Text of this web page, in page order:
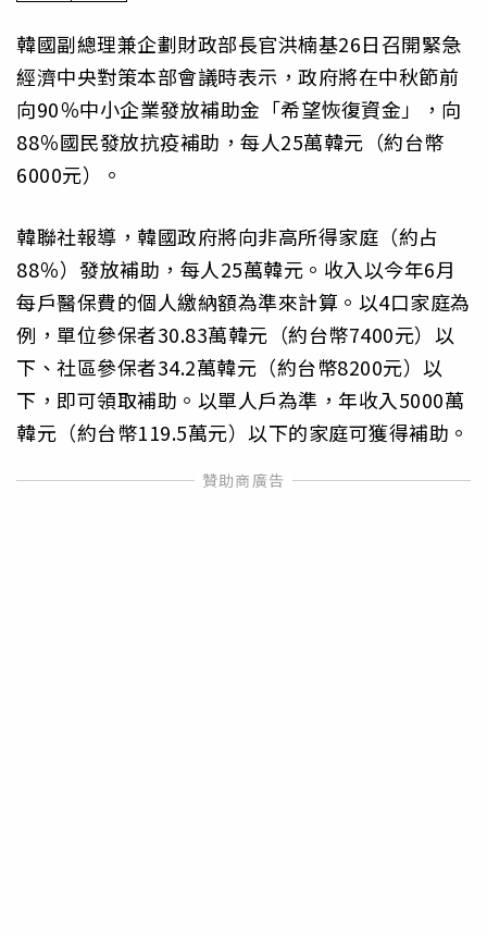
韓國副總理兼企劃財政部長官洪楠基26日召開緊急
經濟中央對策本部會議時表示，政府將在中秋節前
向90％中小企業發放補助金「希望恢復資金」，向
88％國民發放抗疫補助，每人25萬韓元（約台幣
6000元）。
韓聯社報導，韓國政府將向非高所得家庭（約占
88％）發放補助，每人25萬韓元。收入以今年6月
每戶醫保費的個人繳納額為準來計算。以4口家庭為
例，單位參保者30.83萬韓元（約台幣7400元）以
下、社區參保者34.2萬韓元（約台幣8200元）以
下，即可領取補助。以單人戶為準，年收入5000萬
韓元（約台幣119.5萬元）以下的家庭可獲得補助。